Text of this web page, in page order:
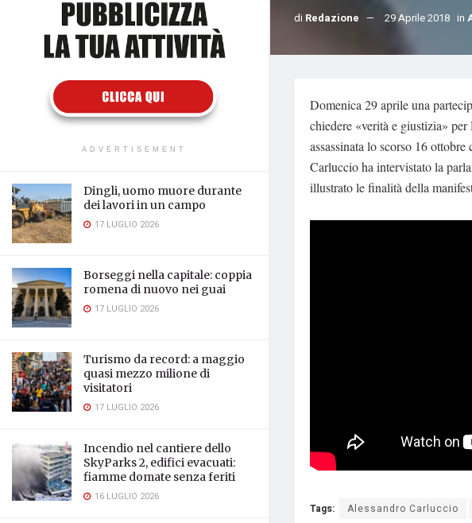
ADVERTISEMENT
Dingli, uomo muore durante
dei lavori in un campo
17 LUGLIO 2026
Borseggi nella capitale: coppia
romena di nuovo nei guai
17 LUGLIO 2026
Turismo da record: a maggio
quasi mezzo milione di
visitatori
17 LUGLIO 2026
Incendio nel cantiere dello
SkyParks 2, edifici evacuati:
fiamme domate senza feriti
16 LUGLIO 2026
di Redazione 29 Aprile 2018 in
Domenica 29 aprile una
chiedere «verità e giustizia»
assassinata lo scorso 16
Carluccio ha intervistato la
illustrato le finalità della
Tags: Alessandro Carluccio